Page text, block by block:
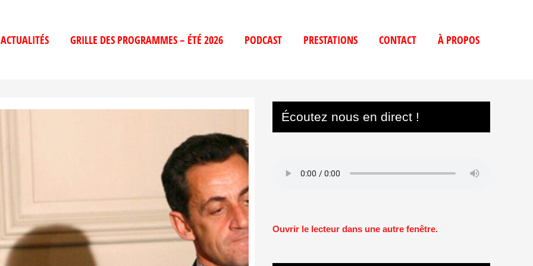
ACTUALITÉS GRILLE DES PROGRAMMES – ÉTÉ 2026 PODCAST PRESTATIONS CONTACT À PROPOS
Écoutez nous en direct !
Ouvrir le lecteur dans une autre fenêtre.